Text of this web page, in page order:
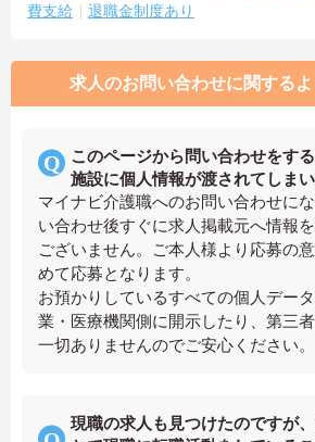
費支給
退職金制度あり
求人のお問い合わせに関する
このページから問い合わせをす
施設に個人情報が渡されてしま
マイナビ介護職へのお問い合わせに
い合わせ後すぐに求人掲載元へ情報
ございません。ご本人様より応募の
めて応募となります。
お預かりしているすべての個人デー
業・医療機関側に開示したり、第三
一切ありませんのでご安心ください。
現職の求人も見つけたのですが